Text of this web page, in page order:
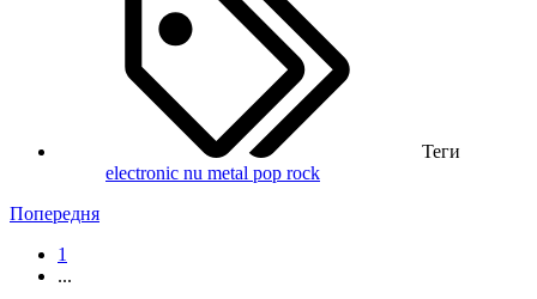
Теги
electronic nu metal pop rock
Попередня
1
...